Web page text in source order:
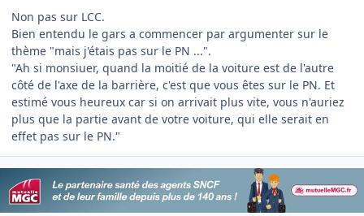
Non pas sur LCC.
Bien entendu le gars a commencer par argumenter sur le
thème "mais j'étais pas sur le PN ...".
"Ah si monsiuer, quand la moitié de la voiture est de l'autre
côté de l'axe de la barrière, c'est que vous êtes sur le PN. Et
estimé vous heureux car si on arrivait plus vite, vous n'auriez
plus que la partie avant de votre voiture, qui elle serait en
effet pas sur le PN."